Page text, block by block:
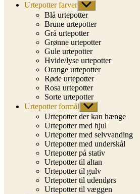
Urtepotter farver Vis
undermenu
Blå urtepotter
Brune urtepotter
Grå urtepotter
Grønne urtepotter
Gule urtepotter
Hvide/lyse urtepotter
Orange urtepotter
Røde urtepotter
Rosa urtepotter
Sorte urtepotter
Urtepotter formål Vis
undermenu
Urtepotter der kan hænge
Urtepotter med hjul
Urtepotter med selvvanding
Urtepotter med underskål
Urtepotter på stativ
Urtepotter til altan
Urtepotter til gulv
Urtepotter til udendørs
Urtepotter til væggen